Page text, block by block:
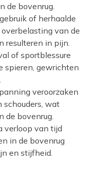
de bovenrug.
of herhaalde
van de
resulteren in pijn.
of sportblessure
spieren, gewrichten
veroorzaken
schouders, wat
de bovenrug.
verloop van tijd
in de bovenrug
en stijfheid.